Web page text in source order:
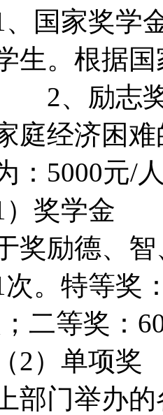
家奖学金
生。根据
2、励志奖
庭经济困
：5000
学金 此
奖励德、
。特等奖
二等奖：
）单项奖
部门举办